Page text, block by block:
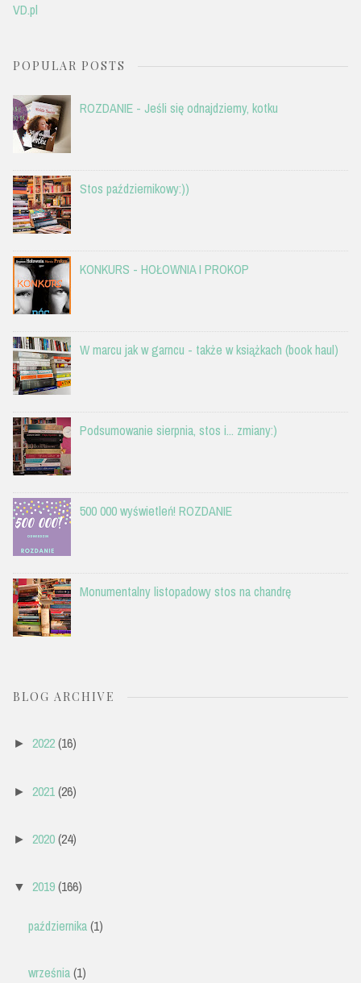
VD.pl
POPULAR POSTS
ROZDANIE - Jeśli się odnajdziemy, kotku
Stos październikowy:))
KONKURS - HOŁOWNIA I PROKOP
W marcu jak w garncu - także w książkach (book haul)
Podsumowanie sierpnia, stos i... zmiany:)
500 000 wyświetleń! ROZDANIE
Monumentalny listopadowy stos na chandrę
BLOG ARCHIVE
► 2022(16)
► 2021(26)
► 2020(24)
▼ 2019(166)
października(1)
września(1)